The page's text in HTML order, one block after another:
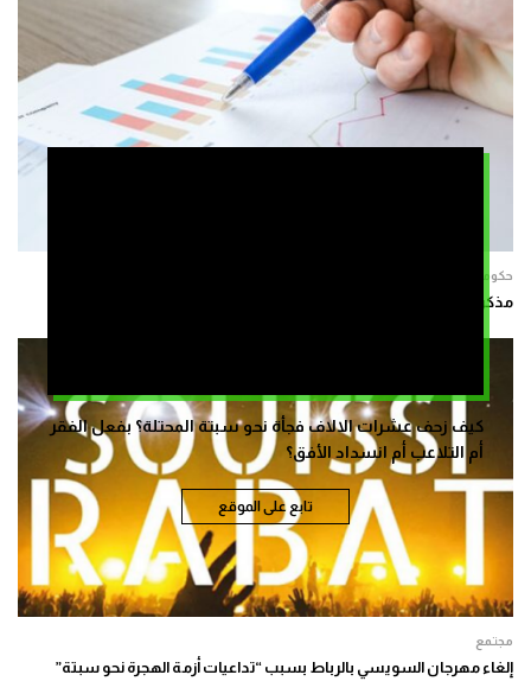
كيف زحف عشرات الالاف فجأة نحو سبتة المحتلة؟ بفعل الفقر
أم التلاعب أم انسداد الأفق؟
تابع على الموقع
حكومة
مذكرة توجيهية تحدد الأولويات الكبرى لمشروع قانون مالية 2027
مجتمع
إلغاء مهرجان السويسي بالرباط بسبب “تداعيات أزمة الهجرة نحو سبتة”